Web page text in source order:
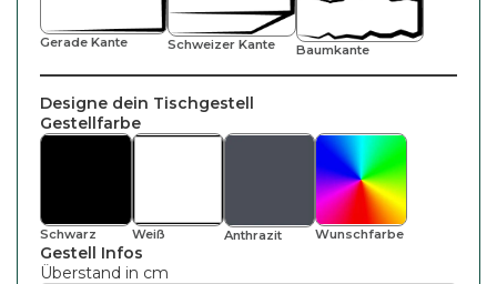
Gerade Kante Schweizer Kante Baumkante
Designe dein Tischgestell
Gestellfarbe
Schwarz Weiß Anthrazit WunschFarbe
Gestell Infos
Überstand in cm